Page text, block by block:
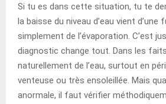
Si tu es dans cette situation, tu te
la baisse du niveau d’eau vient d’une
simplement de l’évaporation. C’est
diagnostic change tout. Dans les
naturellement de l’eau, surtout en
venteuse ou très ensoleillée. Mais
anormale, il faut vérifier